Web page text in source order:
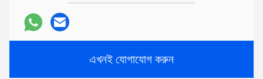
এখনই যোগাযোগ করুন